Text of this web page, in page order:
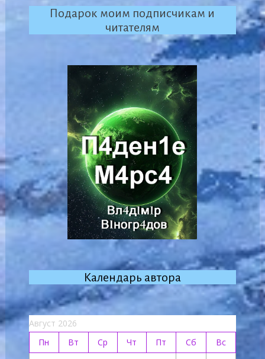
Подарок моим подписчикам и
читателям
Календарь автора
Август 2026
Пн
Вт Ср Чт Пт Сб
Вс